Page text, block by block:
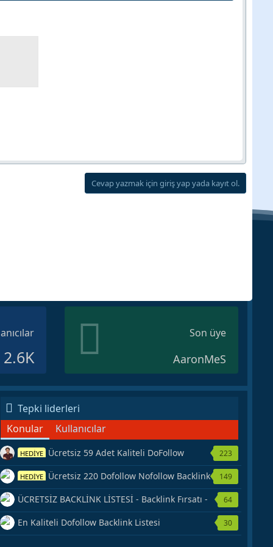
Cevap yazmak için giriş yap yada kayıt ol.
2.6K
Son üye
AaronMeS
Tepki liderleri
Konular
Kullanıcılar
HEDİYE Ücretsiz 59 Adet Kaliteli DoFollow
Backlink Kaynağı Veriyorum.
223
HEDİYE Ücretsiz 220 Dofollow Nofollow Backlink
Veriyorum
149
ÜCRETSİZ BACKLİNK LİSTESİ - Backlink Fırsatı -
Hemen Yetiş!
64
En Kaliteli Dofollow Backlink Listesi 30